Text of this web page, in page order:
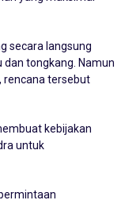
secara langsung
tongkang. Namun
rencana tersebut
kebijakan
untuk